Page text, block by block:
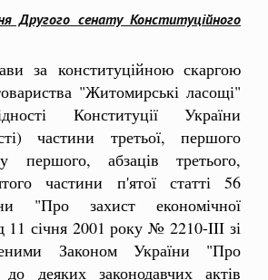
Другого сенату Конституційного
за конституційною скаргою
"Житомирські ласощі"
Конституції України
частини третьої, першого
першого, абзаців третього,
частини п'ятої статті 56
"Про захист економічної
11 січня 2001 року № 2210-III зі
Законом України "Про
деяких законодавчих актів